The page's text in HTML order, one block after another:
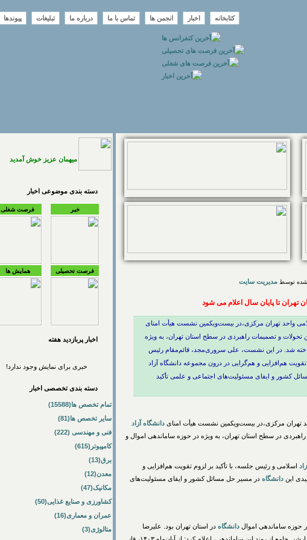
کتابخانه اخبار انجمن ها تماس با ما درباره ما تبلیغات پیوندها
مدیریت سایت
تهران تا پایان سال اعلام می شود
واحد تهران مرکزی،در بیست‌ویکمین نشست هیأت امنای
تحولات و تصمیمات راهبردی در سطح استان تهران، به ویژه
شد. در این نشست، علی سروری‌مجد، قائم‌مقام رئیس
هم‌افزایی و هم‌گرایی در درون مجموعه دانشگاه آزاد
کشور و ایفای مسئولیت‌های اجتماعی و علمی تأکید
تهران مرکزی،در بیست‌ویکمین نشست هیأت امنای دانشگاه آزاد
در سطح استان تهران، به ویژه در حوزه ساماندهی اموال و
اسلامی و رئیس جلسه، با تأکید بر لزوم تقویت هم‌افزایی و
این دانشگاه در مسیر حل مسائل کشور و ایفای مسئولیت‌های
حوزه ساماندهی اموال دانشگاه در استان تهران بود. علیرضا
میهمان عزیز خوش آمدید
دسته بندی موضوعی اخبار
خبر فرصت شغلی
فرصت تحصیلی همایش ها
اخبار پربازديد هفته
خبری برای نمایش وجود ندارد!
دسته بندی تخصصی اخبار
تمام تخصص ها(15588)
سایر تخصص ها(81)
فنی و مهندسی (222)
کامپیوتر(615)
برق(13)
معدن(12)
مکانیک(47)
کشاورزی و صنایع غذایی(50)
عمران و معماری(16)
متالوژی(3)